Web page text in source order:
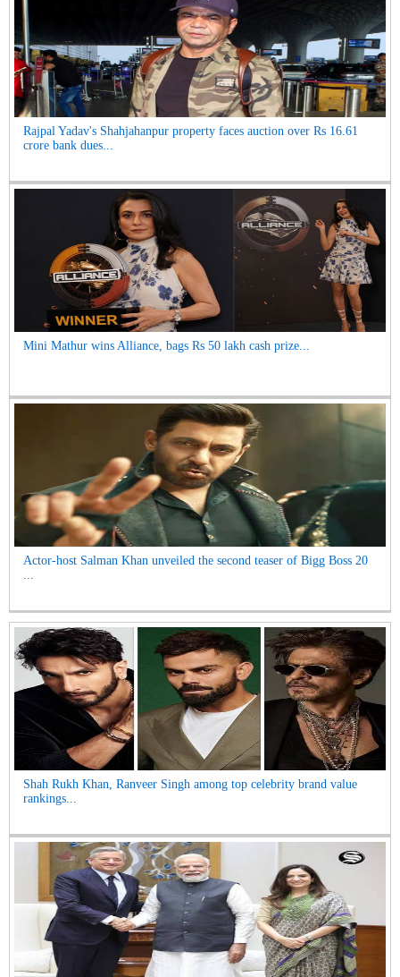
Rajpal Yadav's Shahjahanpur property faces auction over Rs 16.61
crore bank dues...
Mini Mathur wins Alliance, bags Rs 50 lakh cash prize...
Actor-host Salman Khan unveiled the second teaser of Bigg Boss 20
...
Shah Rukh Khan, Ranveer Singh among top celebrity brand value
rankings...